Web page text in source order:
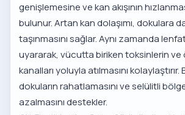
genişlemesine ve kan akışının
bulunur. Artan kan dolaşımı, dokulara
taşınmasını sağlar. Aynı zamanda
uyararak, vücutta biriken toksinlerin ve
kanalları yoluyla atılmasını kolaylaştırır.
dokuların rahatlamasını ve selülitli
azalmasını destekler.